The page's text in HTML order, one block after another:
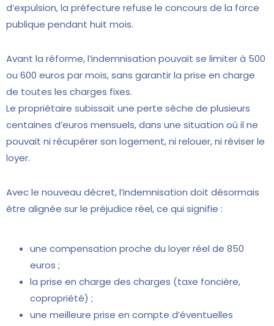
d’expulsion, la préfecture refuse le concours de la force
publique pendant huit mois.
Avant la réforme, l’indemnisation pouvait se limiter à 500
ou 600 euros par mois, sans garantir la prise en charge
de toutes les charges fixes.
Le propriétaire subissait une perte sèche de plusieurs
centaines d’euros mensuels, dans une situation où il ne
pouvait ni récupérer son logement, ni relouer, ni réviser le
loyer.
Avec le nouveau décret, l’indemnisation doit désormais
être alignée sur le préjudice réel, ce qui signifie :
une compensation proche du loyer réel de 850
euros ;
la prise en charge des charges (taxe foncière,
copropriété) ;
une meilleure prise en compte d’éventuelles